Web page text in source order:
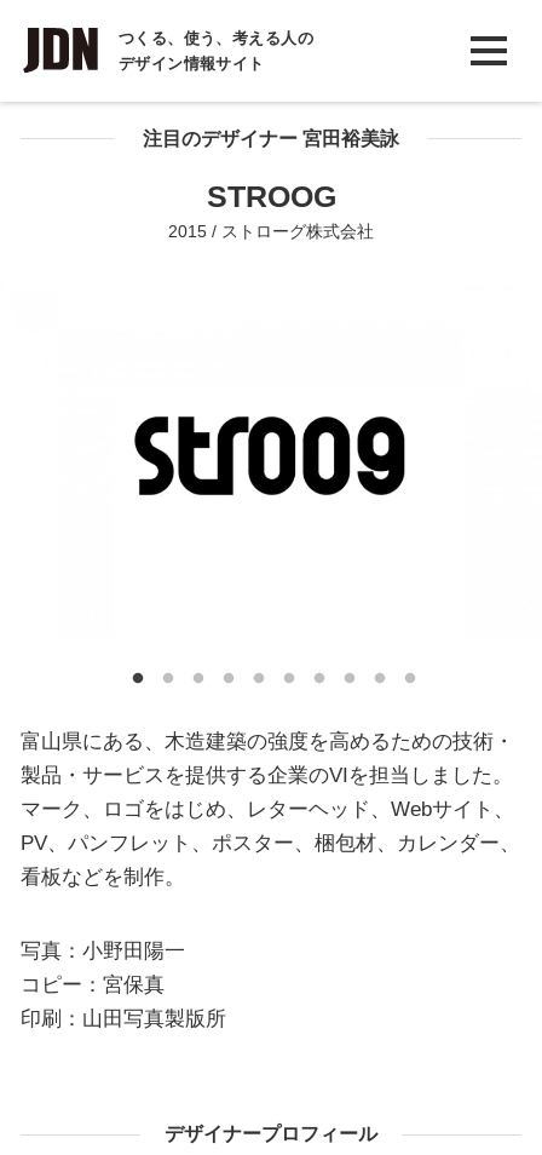
つくる、使う、考える人の
デザイン情報サイト
INTERVIEW
インタビュー
REPORT
COLUMN
注目のデザイナー 宮田裕美詠
STROOG
2015 / ストローグ株式会社
富山県にある、木造建築の強度を高めるための技術・
製品・サービスを提供する企業のVIを担当しました。
マーク、ロゴをはじめ、レターヘッド、Webサイト、
PV、パンフレット、ポスター、梱包材、カレンダー、
看板などを制作。
写真：小野田陽一
コピー：宮保真
印刷：山田写真製版所
デザイナープロフィール